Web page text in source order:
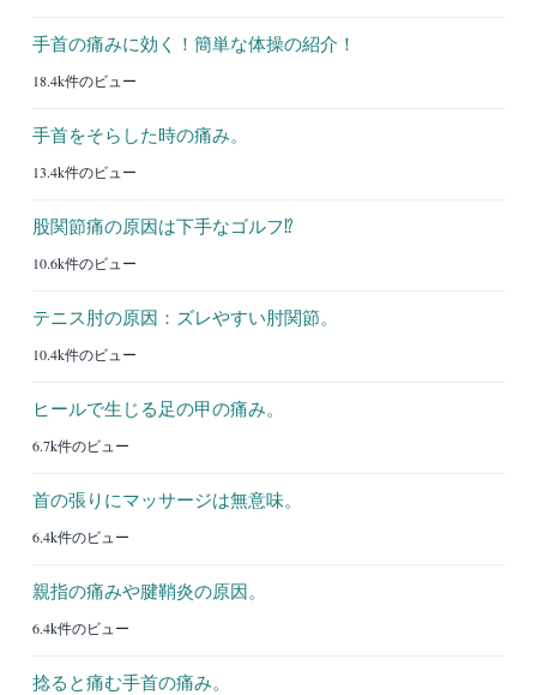
手首の痛みに効く！簡単な体操の紹介！
18.4k件のビュー
手首をそらした時の痛み。
13.4k件のビュー
股関節痛の原因は下手なゴルフ⁉︎
10.6k件のビュー
テニス肘の原因：ズレやすい肘関節。
10.4k件のビュー
ヒールで生じる足の甲の痛み。
6.7k件のビュー
首の張りにマッサージは無意味。
6.4k件のビュー
親指の痛みや腱鞘炎の原因。
6.4k件のビュー
捻ると痛む手首の痛み。